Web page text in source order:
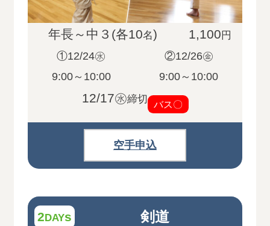
年長～中３(各10名) 1,100 円
①12/24㊌
9:00～10:00
②12/26㊎
9:00～10:00
12/17㊌締切 バス〇
空手申込
2DAYs 剣道